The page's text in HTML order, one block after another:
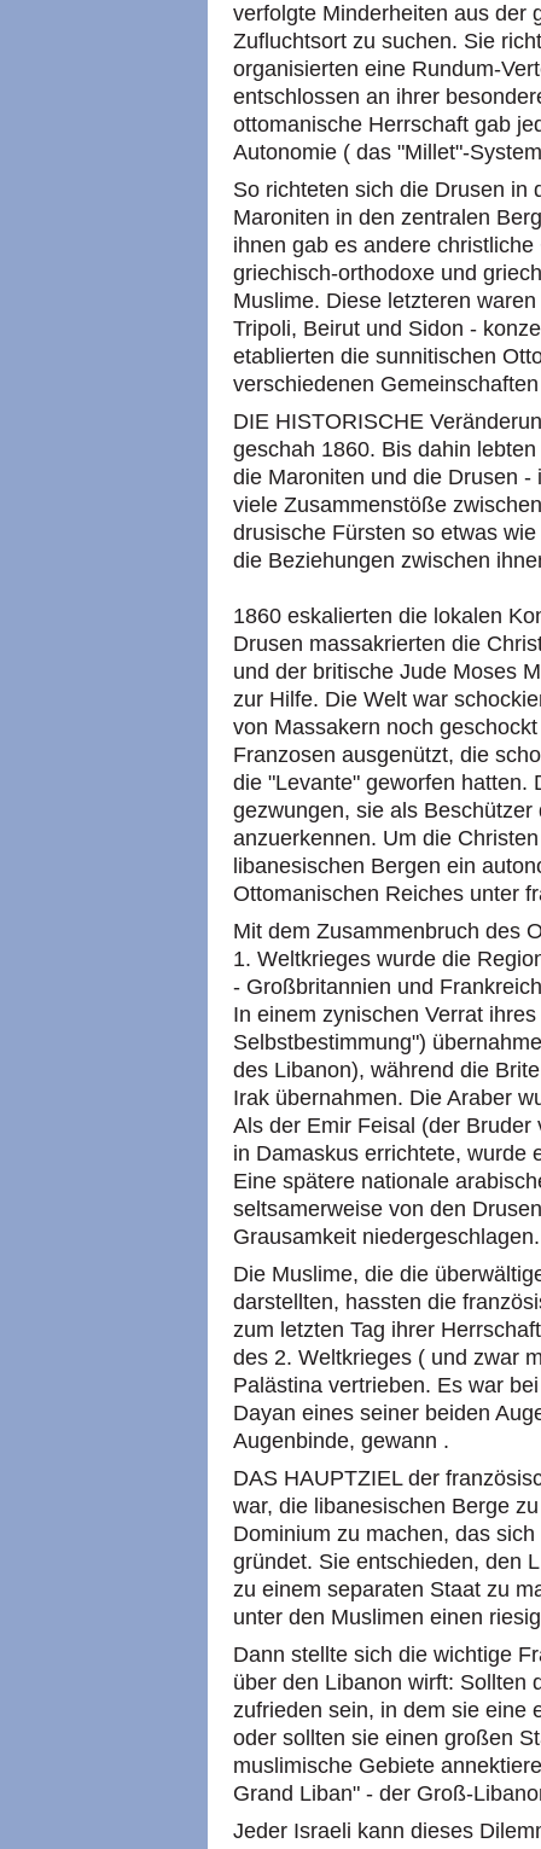
verfolgte Minderheiten aus der
Zufluchtsort zu suchen. Sie
organisierten eine Rundum-
entschlossen an ihrer
ottomanische Herrschaft gab
Autonomie ( das "Millet"-
So richteten sich die Drusen in
Maroniten in den zentralen
ihnen gab es andere
griechisch-orthodoxe und
Muslime. Diese letzteren
Tripoli, Beirut und Sidon -
etablierten die sunnitischen
verschiedenen
DIE HISTORISCHE
geschah 1860. Bis dahin
die Maroniten und die Drusen
viele Zusammenstöße
drusische Fürsten so etwas
die Beziehungen zwischen
1860 eskalierten die lokalen
Drusen massakrierten die
und der britische Jude Moses
zur Hilfe. Die Welt war
von Massakern noch
Franzosen ausgenützt, die
die "Levante" geworfen hatten.
gezwungen, sie als
anzuerkennen. Um die
libanesischen Bergen ein
Ottomanischen Reiches unter
Mit dem Zusammenbruch des
1. Weltkrieges wurde die
- Großbritannien und
In einem zynischen Verrat
Selbstbestimmung")
des Libanon), während die
Irak übernahmen. Die Araber
Als der Emir Feisal (der
in Damaskus errichtete, wurde
Eine spätere nationale
seltsamerweise von den
Grausamkeit niedergeschlagen.
Die Muslime, die die
darstellten, hassten die
zum letzten Tag ihrer
des 2. Weltkrieges ( und zwar
Palästina vertrieben. Es war
Dayan eines seiner beiden
Augenbinde, gewann .
DAS HAUPTZIEL der
war, die libanesischen Berge
Dominium zu machen, das
gründet. Sie entschieden, den
zu einem separaten Staat zu
unter den Muslimen einen
Dann stellte sich die wichtige
über den Libanon wirft: Sollten
zufrieden sein, in dem sie eine
oder sollten sie einen großen
muslimische Gebiete
Grand Liban" - der Groß-
Jeder Israeli kann dieses